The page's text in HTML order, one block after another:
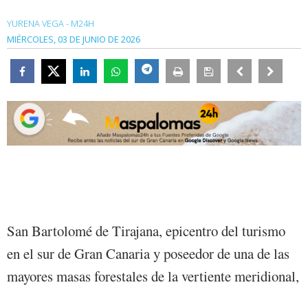
YURENA VEGA - M24H
MIÉRCOLES, 03 DE JUNIO DE 2026
San Bartolomé de Tirajana, epicentro del turismo
en el sur de Gran Canaria y poseedor de una de las
mayores masas forestales de la vertiente meridional,